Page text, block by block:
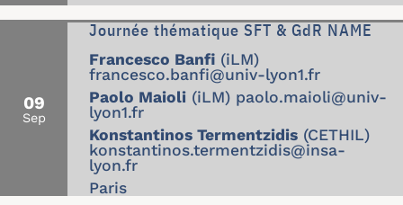
09
Sep
Journée thématique SFT & GdR NAME
Francesco Banfi (iLM)
francesco.banfi@univ-lyon1.fr
Paolo Maioli (iLM) paolo.maioli@univ-
lyon1.fr
Konstantinos Termentzidis (CETHIL)
konstantinos.termentzidis@insa-
lyon.fr
Paris